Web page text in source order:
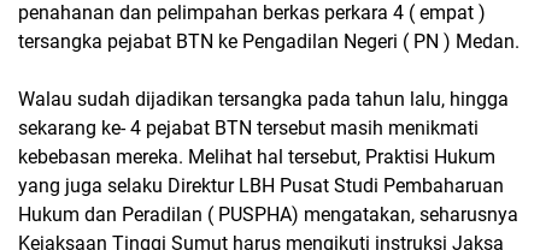
penahanan dan pelimpahan berkas perkara 4 ( empat )
tersangka pejabat BTN ke Pengadilan Negeri ( PN ) Medan.
Walau sudah dijadikan tersangka pada tahun lalu, hingga
sekarang ke- 4 pejabat BTN tersebut masih menikmati
kebebasan mereka. Melihat hal tersebut, Praktisi Hukum
yang juga selaku Direktur LBH Pusat Studi Pembaharuan
Hukum dan Peradilan ( PUSPHA) mengatakan, seharusnya
Kejaksaan Tinggi Sumut harus mengikuti instruksi Jaksa